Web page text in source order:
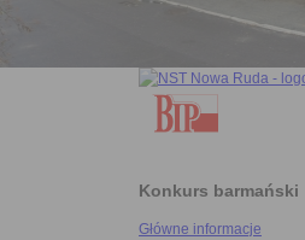
Konkurs barmański
Główne informacje